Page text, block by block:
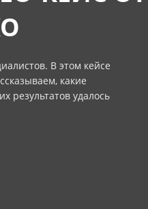
В этом кейсе
какие
результатов удалось